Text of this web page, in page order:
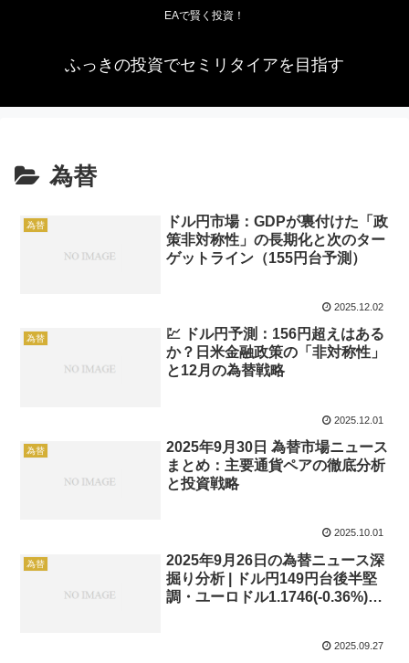
EAで賢く投資！
ふっきの投資でセミリタイアを目指す
為替
為替
ドル円市場：GDPが裏付けた「政
策非対称性」の長期化と次のター
ゲットライン（155円台予測）
2025.12.02
為替
💹 ドル円予測：156円超えはある
か？日米金融政策の「非対称性」
と12月の為替戦略
2025.12.01
為替
2025年9月30日 為替市場ニュース
まとめ：主要通貨ペアの徹底分析
と投資戦略
2025.10.01
為替
2025年9月26日の為替ニュース深
掘り分析 | ドル円149円台後半堅
調・ユーロドル1.1746(-0.36%)下
2025.09.27